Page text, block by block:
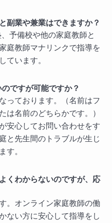
副業や兼業はできますか？
予備校や他の家庭教師と
庭教師マナリンクで指導を
ています。
ですが可能ですか？
っております。（名前はフ
は名前のどちらかです。）
安心してお問い合わせをす
と先生間のトラブルが生じ
す。
くわからないのですが、応
。オンライン家庭教師の働
ない方に安心して指導をし